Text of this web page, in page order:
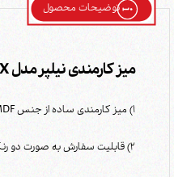
توضیحات محصول
میز کارمندی نیلپر مدل NODT165X
1) میز کارمندی ساده از جنس MDF قابل سفارش در پنج طول مختلف
2) قابلیت سفارش به صورت دو رنگ